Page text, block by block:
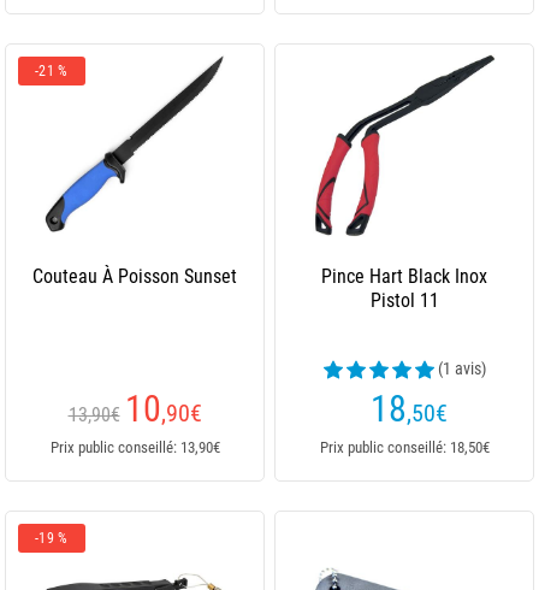
-21 %
Couteau À Poisson Sunset
13,90€ 10,90€
Prix public conseillé: 13,90€
Pince Hart Black Inox
Pistol 11
(1 avis)
18,50€
Prix public conseillé: 18,50€
-19 %